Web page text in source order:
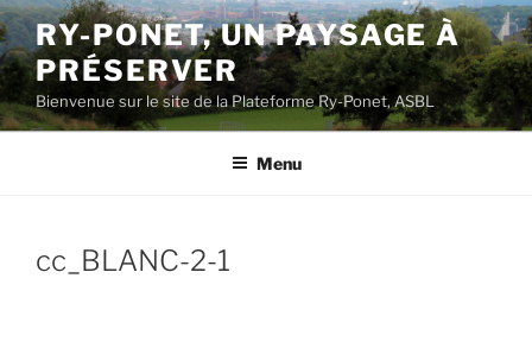
Aller
au
contenu
principal
RY-PONET, UN PAYSAGE À
PRÉSERVER
Bienvenue sur le site de la Plateforme Ry-Ponet, ASBL
Menu
cc_BLANC-2-1